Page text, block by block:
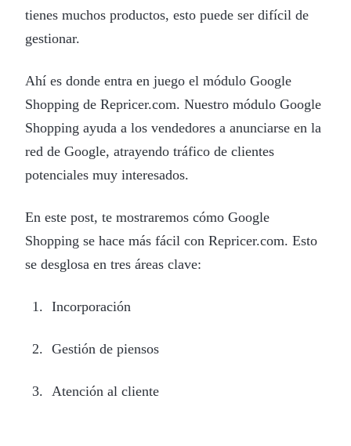
tienes muchos productos, esto puede ser difícil de
gestionar.
Ahí es donde entra en juego el módulo Google
Shopping de Repricer.com. Nuestro módulo Google
Shopping ayuda a los vendedores a anunciarse en la
red de Google, atrayendo tráfico de clientes
potenciales muy interesados.
En este post, te mostraremos cómo Google
Shopping se hace más fácil con Repricer.com. Esto
se desglosa en tres áreas clave:
Incorporación
Gestión de piensos
Atención al cliente